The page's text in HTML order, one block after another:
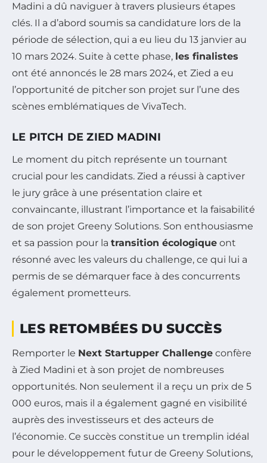
Madini a dû naviguer à travers plusieurs étapes
clés. Il a d’abord soumis sa candidature lors de la
période de sélection, qui a eu lieu du 13 janvier au
10 mars 2024. Suite à cette phase, les finalistes
ont été annoncés le 28 mars 2024, et Zied a eu
l’opportunité de pitcher son projet sur l’une des
scènes emblématiques de VivaTech.
LE PITCH DE ZIED MADINI
Le moment du pitch représente un tournant
crucial pour les candidats. Zied a réussi à captiver
le jury grâce à une présentation claire et
convaincante, illustrant l’importance et la faisabilité
de son projet Greeny Solutions. Son enthousiasme
et sa passion pour la transition écologique ont
résonné avec les valeurs du challenge, ce qui lui a
permis de se démarquer face à des concurrents
également prometteurs.
LES RETOMBÉES DU SUCCÈS
Remporter le Next Startupper Challenge confère
à Zied Madini et à son projet de nombreuses
opportunités. Non seulement il a reçu un prix de 5
000 euros, mais il a également gagné en visibilité
auprès des investisseurs et des acteurs de
l’économie. Ce succès constitue un tremplin idéal
pour le développement futur de Greeny Solutions,